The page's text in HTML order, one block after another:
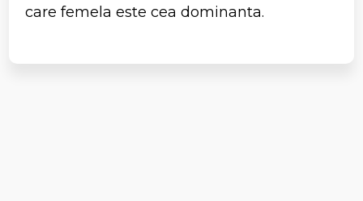
care femela este cea dominanta.